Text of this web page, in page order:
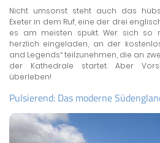
Nicht umsonst steht auch das
Exeter in dem Ruf, eine der drei
es am meisten spukt. Wer sich so
herzlich eingeladen, an der
and Legends“ teilzunehmen, die an
der Kathedrale startet. Aber
überleben!
Pulsierend: Das moderne